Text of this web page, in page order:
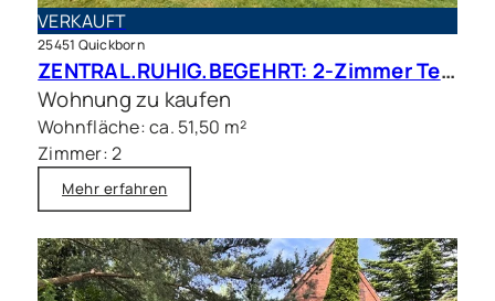
VERKAUFT
25451 Quickborn
ZENTRAL.RUHIG.BEGEHRT: 2-Zimmer Terrassenwohnung in beliebter Wohnlage
Wohnung zu kaufen
Wohnfläche: ca. 51,50 m²
Zimmer: 2
Mehr erfahren